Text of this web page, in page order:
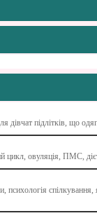
дівчат підлітків, що
цикл, овуляція, ПМС,
психологія спілкування,